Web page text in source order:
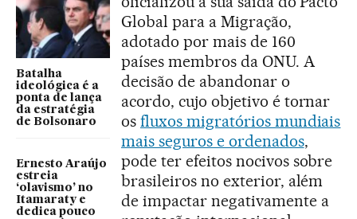
Batalha
ideológica é a
ponta de lança
da estratégia
de Bolsonaro
Ernesto Araújo
estreia
‘olavismo’ no
Itamaraty e
dedica pouco
Global para a Migração,
adotado por mais de 160
países membros da ONU. A
decisão de abandonar o
acordo, cujo objetivo é tornar
os fluxos migratórios mundiais
mais seguros e ordenados,
pode ter efeitos nocivos sobre
brasileiros no exterior, além
de impactar negativamente a